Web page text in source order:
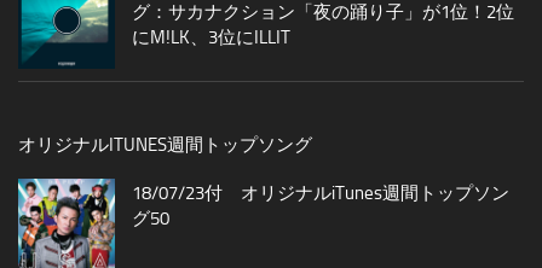
グ：サカナクション「夜の踊り子」が1位！2位
にM!LK、3位にILLIT
オリジナルITUNES週間トップソング
18/07/23付 オリジナルiTunes週間トップソン
グ50